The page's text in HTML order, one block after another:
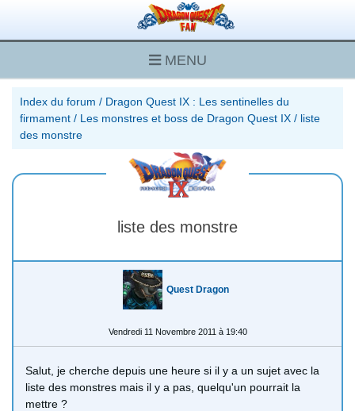
MENU
Index du forum / Dragon Quest IX : Les sentinelles du
firmament / Les monstres et boss de Dragon Quest IX / liste
des monstre
liste des monstre
Quest Dragon
Vendredi 11 Novembre 2011 à 19:40
Salut, je cherche depuis une heure si il y a un sujet avec la
liste des monstres mais il y a pas, quelqu'un pourrait la
mettre ?